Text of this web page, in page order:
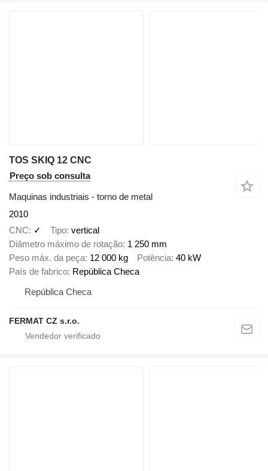
TOS SKIQ 12 CNC
Preço sob consulta
Maquinas industriais - torno de metal
2010
CNC
✓ Tipo vertical
Diâmetro máximo de rotação 1 250 mm
Peso máx. da peça 12 000 kg Potência 40 kW
País de fabrico República Checa
República Checa
FERMAT CZ s.r.o.